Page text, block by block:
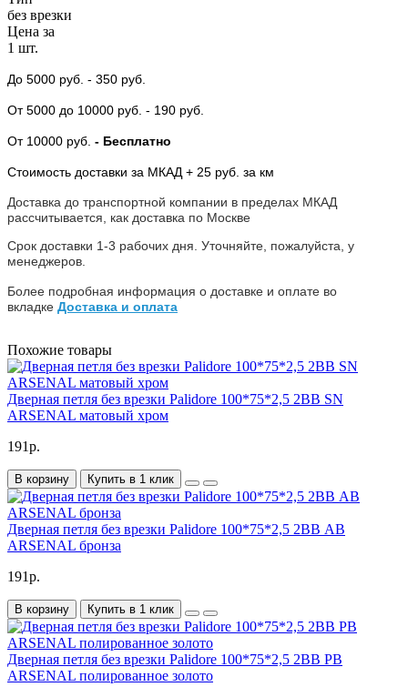
без врезки
Цена за
1 шт.
До 5000 руб. - 350 руб.
От 5000 до 10000 руб. - 190 руб.
От 10000 руб. - Бесплатно
Стоимость доставки за МКАД + 25 руб. за км
Доставка до транспортной компании в пределах МКАД
рассчитывается, как доставка по Москве
Срок доставки 1-3 рабочих дня. Уточняйте, пожалуйста, у
менеджеров.
Более подробная информация о доставке и оплате во
вкладке Доставка и оплата
Похожие товары
Дверная петля без врезки Palidore 100*75*2,5 2ВВ SN
ARSENAL матовый хром
191р.
В корзину Купить в 1 клик
Дверная петля без врезки Palidore 100*75*2,5 2ВВ АВ
ARSENAL бронза
191р.
В корзину Купить в 1 клик
Дверная петля без врезки Palidore 100*75*2,5 2ВВ РВ
ARSENAL полированное золото